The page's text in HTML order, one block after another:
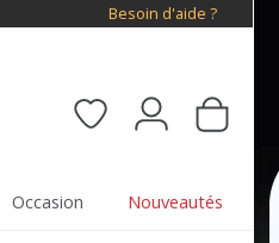
Besoin d'aide ?
Occasion Nouveautés